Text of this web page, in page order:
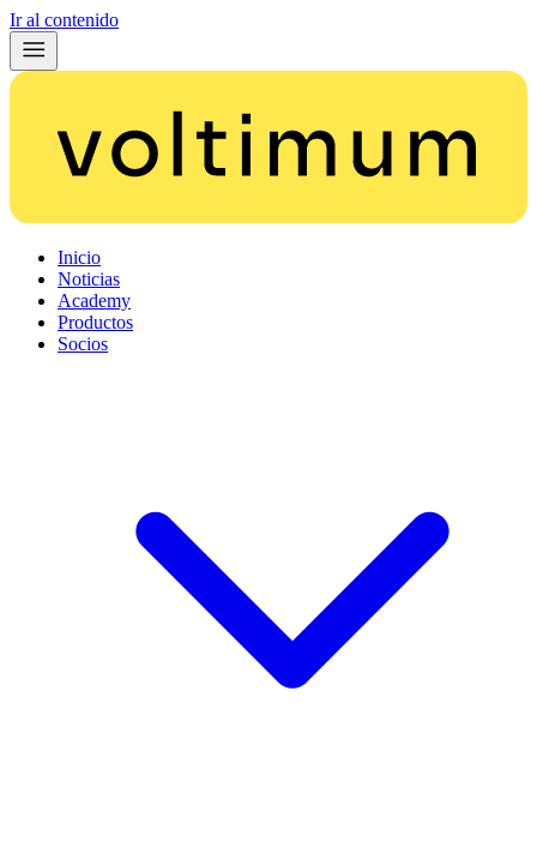
Ir al contenido
Inicio
Noticias
Academy
Productos
Socios